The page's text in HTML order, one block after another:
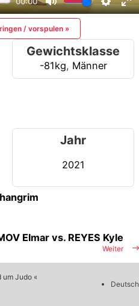
/ vorspulen »
Gewichtsklasse
-81kg, Männer
Jahr
2021
Weiter
Elmar vs. REYES Kyle
um Judo «
Deutsch